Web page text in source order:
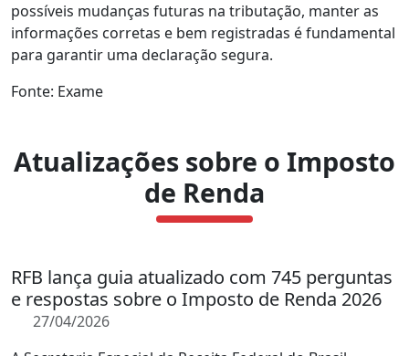
possíveis mudanças futuras na tributação, manter as
informações corretas e bem registradas é fundamental
para garantir uma declaração segura.
Fonte: Exame
Atualizações sobre o Imposto
de Renda
RFB lança guia atualizado com 745 perguntas
e respostas sobre o Imposto de Renda 2026
27/04/2026